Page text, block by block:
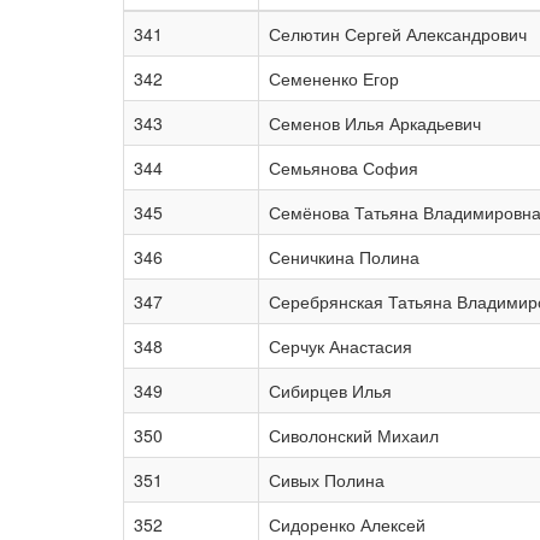
341
Селютин Сергей Александрович
342
Семененко Егор
343
Семенов Илья Аркадьевич
344
Семьянова София
345
Семёнова Татьяна Владимировна
346
Сеничкина Полина
347
Серебрянская Татьяна
348
Серчук Анастасия
349
Сибирцев Илья
350
Сиволонский Михаил
351
Сивых Полина
352
Сидоренко Алексей